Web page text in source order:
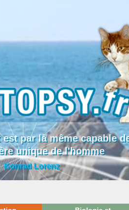
par là même capable
unique de l'homme
Konrad Lorenz